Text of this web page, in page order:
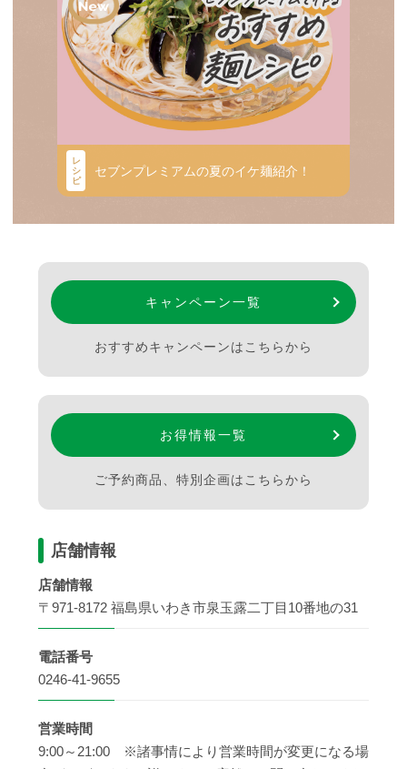
キャンペーン一覧
おすすめキャンペーンはこちらから
お得情報一覧
ご予約商品、特別企画はこちらから
レ
シ
ピ
セブンプレミアムの夏のイケ麺紹介！
店舗情報
店舗情報
〒971-8172 福島県いわき市泉玉露二丁目10番地の31
電話番号
0246-41-9655
営業時間
9:00～21:00 ※諸事情により営業時間が変更になる場